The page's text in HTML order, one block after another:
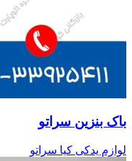
باک بنزین سراتو
لوازم یدکی کیا سراتو